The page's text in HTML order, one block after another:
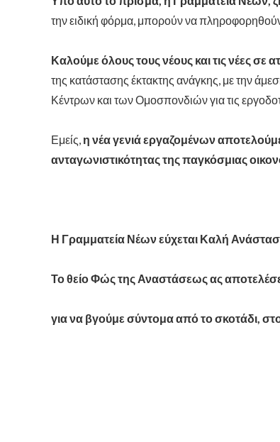
την ειδική φόρμα, μπορούν να
Καλούμε όλους τους νέους και τις νέες σε
της κατάστασης έκτακτης ανάγκης, με την
Κέντρων και των Ομοσπονδιών για τις
Εμείς, η νέα γενιά εργαζομένων
ανταγωνιστικότητας της παγκόσμιας
Η Γραμματεία Νέων εύχεται Καλή
Το θείο Φώς της Αναστάσεως ας
για να βγούμε σύντομα από το σκοτάδι,